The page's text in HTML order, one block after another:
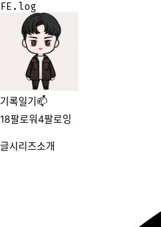
FE.log
FE.log
기록일기📫
18팔로워 4팔로잉
글시리즈소개